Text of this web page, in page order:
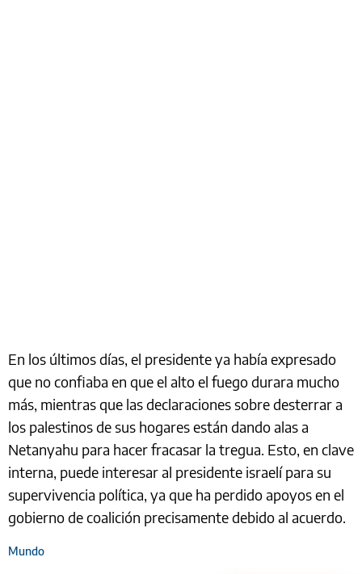
En los últimos días, el presidente ya había expresado
que no confiaba en que el alto el fuego durara mucho
más, mientras que las declaraciones sobre desterrar a
los palestinos de sus hogares están dando alas a
Netanyahu para hacer fracasar la tregua. Esto, en clave
interna, puede interesar al presidente israelí para su
supervivencia política, ya que ha perdido apoyos en el
gobierno de coalición precisamente debido al acuerdo.
Mundo